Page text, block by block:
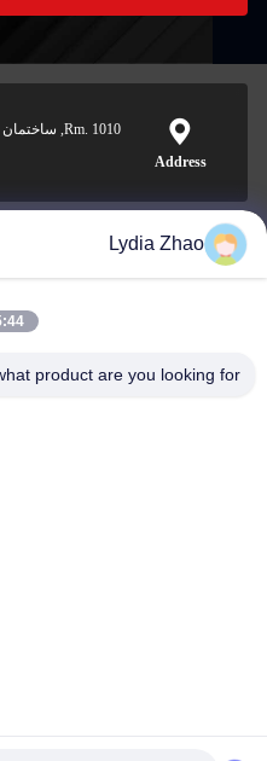
Address
Lydia Zhao
PM
product are you looking for?